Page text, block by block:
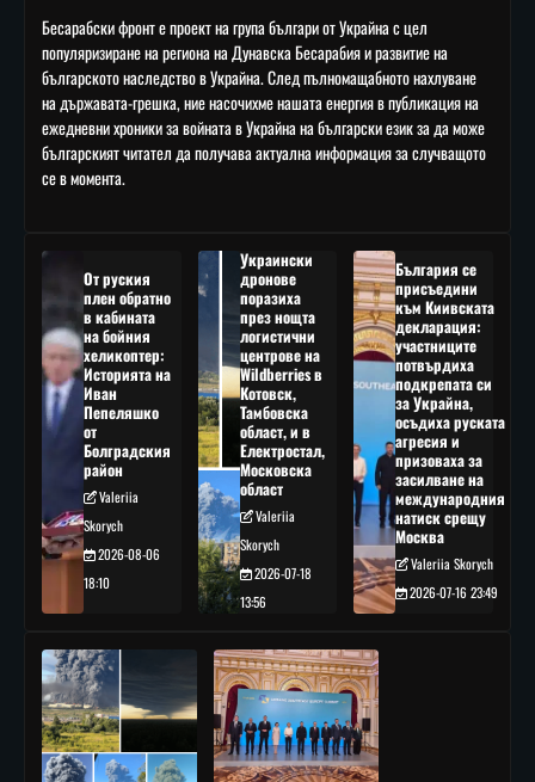
Бесарабски фронт е проект на група българи от Украйна с цел
популяризиране на региона на Дунавска Бесарабия и развитие на
българското наследство в Украйна. След пълномащабното нахлуване
на държавата-грешка, ние насочихме нашата енергия в публикация на
ежедневни хроники за войната в Украйна на български език за да може
българският читател да получава актуална информация за случващото
се в момента.
От руския
плен обратно
в кабината
на бойния
хеликоптер:
Историята на
Иван
Пепеляшко
от
Болградския
район
Valeriia
Skorych
2026-08-06
18:10
Украински
дронове
поразиха
през нощта
логистични
центрове на
Wildberries в
Котовск,
Тамбовска
област, и в
Електростал,
Московска
област
Valeriia
Skorych
2026-07-18
13:56
България се
присъедини
към Киивската
декларация:
участниците
потвърдиха
подкрепата си
за Украйна,
осъдиха руската
агресия и
призоваха за
засилване на
международния
натиск срещу
Москва
Valeriia Skorych
2026-07-16 23:49